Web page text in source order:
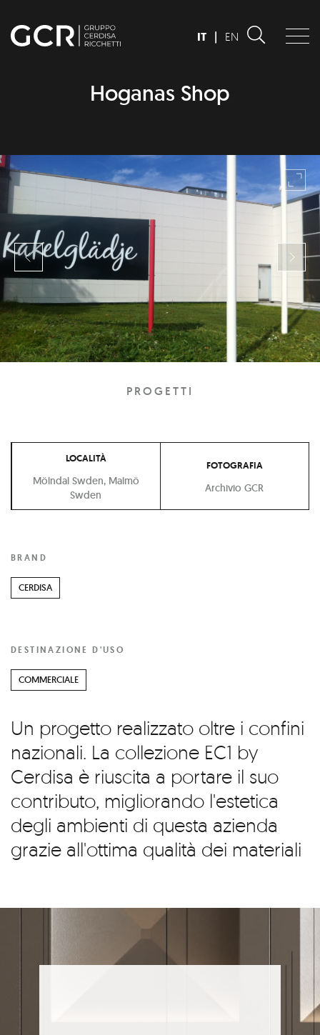
IT | EN
Hoganas Shop
PROGETTI
LOCALITÀ
Mölndal Swden, Malmö
Swden
FOTOGRAFIA
Archivio GCR
BRAND
CERDISA
DESTINAZIONE D'USO
COMMERCIALE
Un progetto realizzato oltre i confini
nazionali. La collezione EC1 by
Cerdisa è riuscita a portare il suo
contributo, migliorando l'estetica
degli ambienti di questa azienda
grazie all'ottima qualità dei materiali